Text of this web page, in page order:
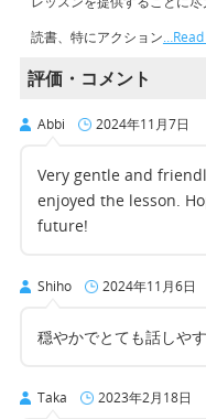
読書、特にアクション
評価・コメント
Abbi 2024年11月7日
Very gentle and
enjoyed the lesson.
future!
Shiho 2024年11月6日
穏やかでとても話しやす
Taka 2023年2月18日